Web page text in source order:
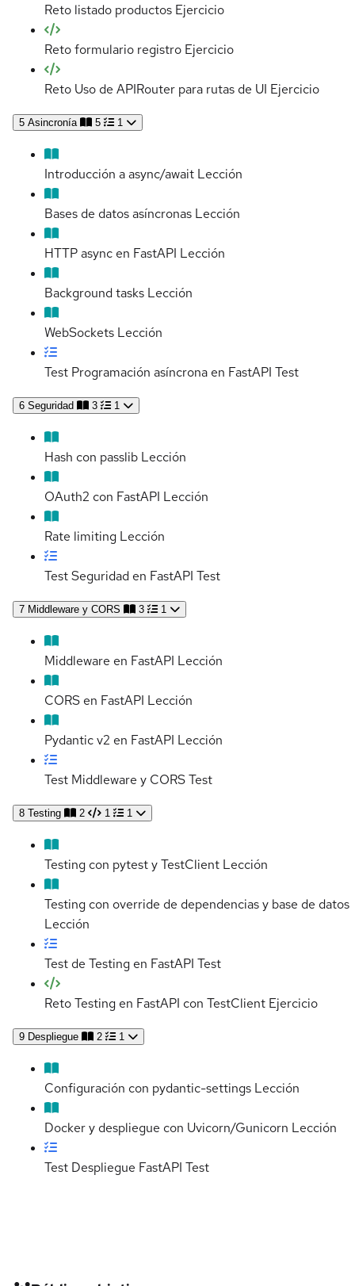
Reto listado productos Ejercicio
Reto formulario registro Ejercicio
Reto Uso de APIRouter para rutas de UI Ejercicio
5 Asincronía 5 1
Introducción a async/await Lección
Bases de datos asíncronas Lección
HTTP async en FastAPI Lección
Background tasks Lección
WebSockets Lección
Test Programación asíncrona en FastAPI Test
6 Seguridad 3 1
Hash con passlib Lección
OAuth2 con FastAPI Lección
Rate limiting Lección
Test Seguridad en FastAPI Test
7 Middleware y CORS 3 1
Middleware en FastAPI Lección
CORS en FastAPI Lección
Pydantic v2 en FastAPI Lección
Test Middleware y CORSTest
8 Testing 2 1 1
Testing con pytest y TestClient Lección
Testing con override de dependencias y base de datos
Lección
Test de Testing en FastAPI Test
Reto Testing en FastAPI con TestClient Ejercicio
9 Despliegue 2 1
Configuración con pydantic-settings Lección
Docker y despliegue con Uvicorn/Gunicorn Lección
Test Despliegue FastAPI Test